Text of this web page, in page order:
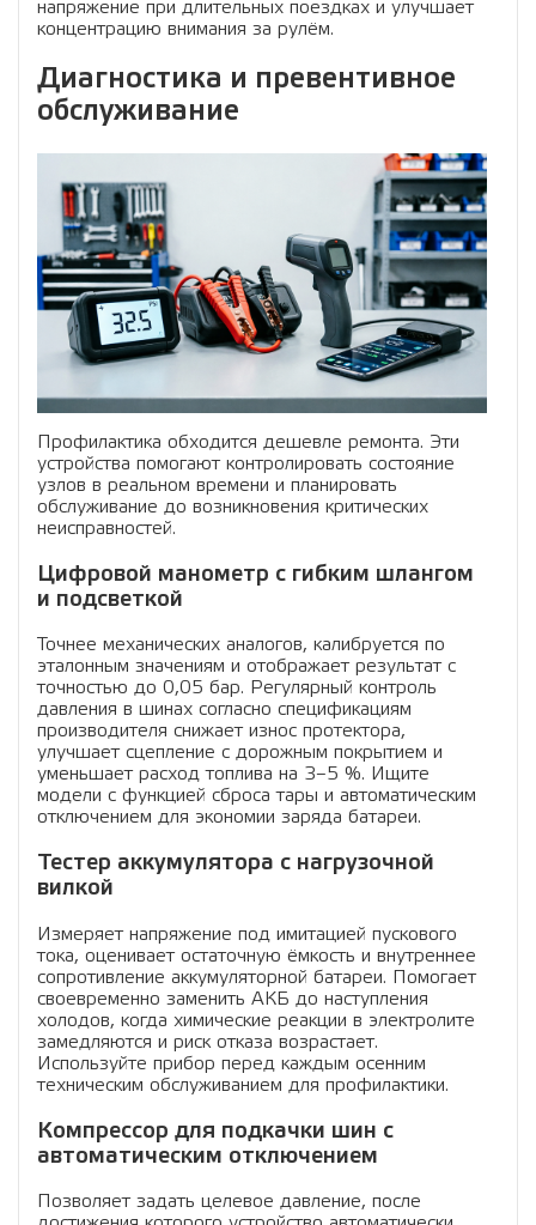
напряжение при длительных поездках и улучшает
концентрацию внимания за рулём.
Диагностика и превентивное
обслуживание
Профилактика обходится дешевле ремонта. Эти
устройства помогают контролировать состояние
узлов в реальном времени и планировать
обслуживание до возникновения критических
неисправностей.
Цифровой манометр с гибким шлангом
и подсветкой
Точнее механических аналогов, калибруется по
эталонным значениям и отображает результат с
точностью до 0,05 бар. Регулярный контроль
давления в шинах согласно спецификациям
производителя снижает износ протектора,
улучшает сцепление с дорожным покрытием и
уменьшает расход топлива на 3–5 %. Ищите
модели с функцией сброса тары и автоматическим
отключением для экономии заряда батареи.
Тестер аккумулятора с нагрузочной
вилкой
Измеряет напряжение под имитацией пускового
тока, оценивает остаточную ёмкость и внутреннее
сопротивление аккумуляторной батареи. Помогает
своевременно заменить АКБ до наступления
холодов, когда химические реакции в электролите
замедляются и риск отказа возрастает.
Используйте прибор перед каждым осенним
техническим обслуживанием для профилактики.
Компрессор для подкачки шин с
автоматическим отключением
Позволяет задать целевое давление, после